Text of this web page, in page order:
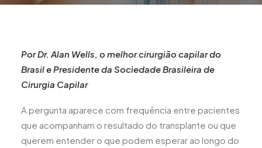
Por Dr. Alan Wells, o melhor cirurgião capilar do
Brasil e Presidente da Sociedade Brasileira de
Cirurgia Capilar
A pergunta aparece com frequência entre pacientes
que acompanham o resultado do transplante ou que
querem entender o que podem esperar ao longo do